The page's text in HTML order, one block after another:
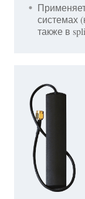
системах
также в